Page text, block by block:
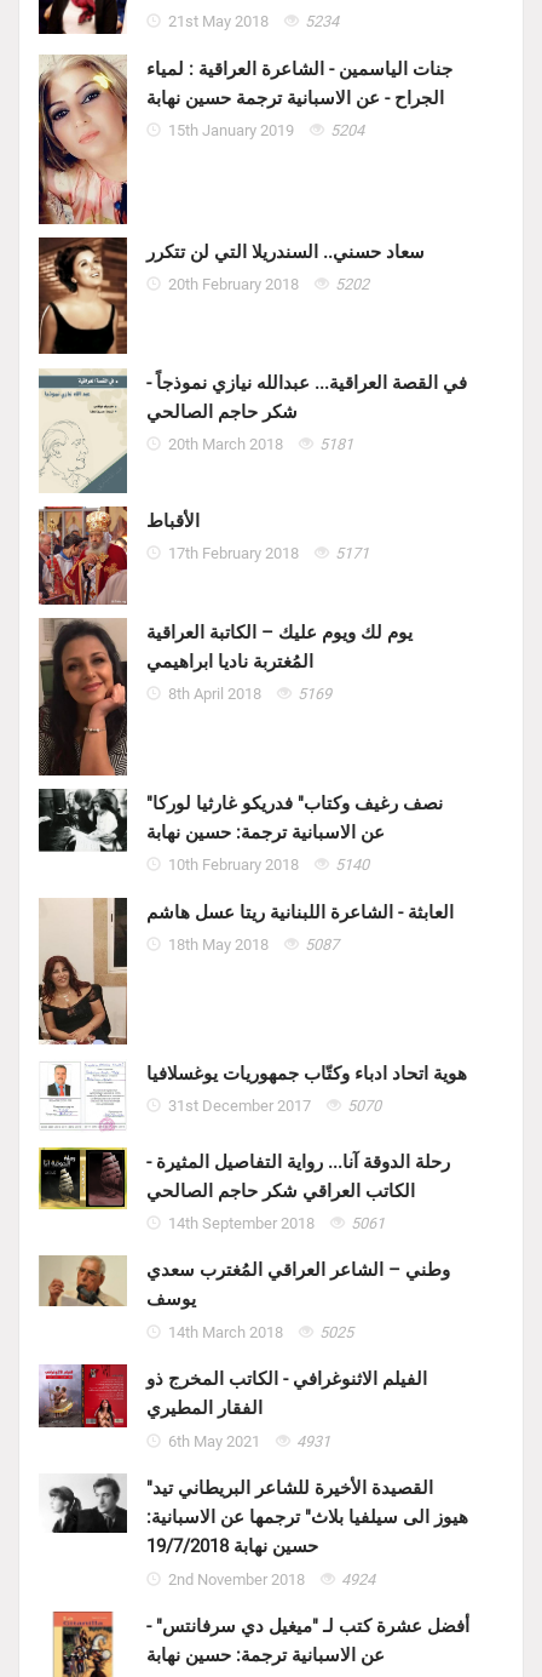
21st May 2018 5234
جنات الياسمين - الشاعرة العراقية : لمياء
الجراح - عن الاسبانية ترجمة حسين نهابة
15th January 2019 5204
سعاد حسني.. السندريلا التي لن تتكرر
20th February 2018 5202
في القصة العراقية... عبدالله نيازي نموذجاً -
شكر حاجم الصالحي
20th March 2018 5181
الأقباط
17th February 2018 5171
يوم لك ويوم عليك – الكاتبة العراقية
المُغتربة ناديا ابراهيمي
8th April 2018 5169
"نصف رغيف وكتاب" فدريكو غارثيا لوركا
عن الاسبانية ترجمة: حسين نهابة
10th February 2018 5140
العابثة - الشاعرة اللبنانية ريتا عسل هاشم
18th May 2018 5087
هوية اتحاد ادباء وكتّاب جمهوريات يوغسلافيا
31st December 2017 5070
رحلة الدوقة آنا... رواية التفاصيل المثيرة -
الكاتب العراقي شكر حاجم الصالحي
14th September 2018 5061
وطني – الشاعر العراقي المُغترب سعدي
يوسف
14th March 2018 5025
الفيلم الاثنوغرافي - الكاتب المخرج ذو
الفقار المطيري
6th May 2021 4931
"القصيدة الأخيرة للشاعر البريطاني تيد
هيوز الى سيلفيا بلاث" ترجمها عن الاسبانية:
حسين نهابة 19/7/2018
2nd November 2018 4924
أفضل عشرة كتب لـ "ميغيل دي سرفانتس" -
عن الاسبانية ترجمة: حسين نهابة